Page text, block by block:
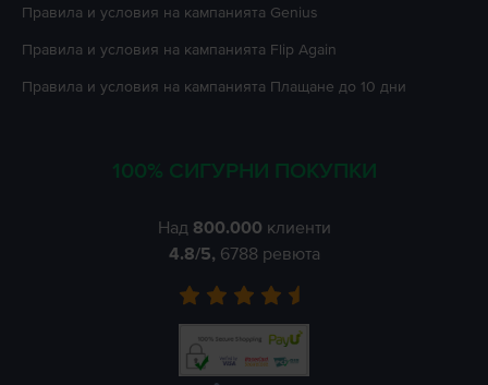
Правила и условия на кампанията Genius
Правила и условия на кампанията Flip Again
Правила и условия на кампанията Плащане до 10 дни
100% СИГУРНИ ПОКУПКИ
Над 800.000 клиенти
4.8/5, 6788 ревюта